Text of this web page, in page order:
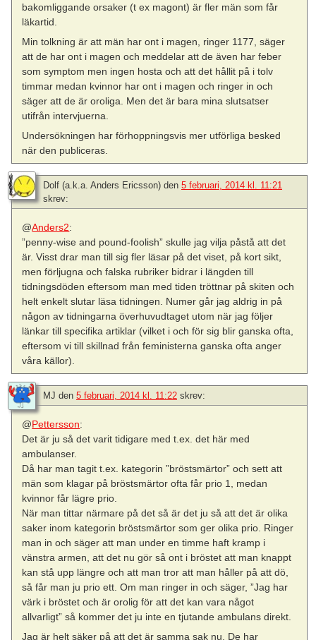
bakomliggande orsaker (t ex magont) är fler män som får
läkartid.
Min tolkning är att män har ont i magen, ringer 1177, säger
att de har ont i magen och meddelar att de även har feber
som symptom men ingen hosta och att det hållit på i tolv
timmar medan kvinnor har ont i magen och ringer in och
säger att de är oroliga. Men det är bara mina slutsatser
utifrån intervjuerna.
Undersökningen har förhoppningsvis mer utförliga besked
när den publiceras.
Dolf (a.k.a. Anders Ericsson) den 5 februari, 2014 kl. 11:21
skrev:
@Anders2:
”penny-wise and pound-foolish” skulle jag vilja påstå att det
är. Visst drar man till sig fler läsar på det viset, på kort sikt,
men förljugna och falska rubriker bidrar i längden till
tidningsdöden eftersom man med tiden tröttnar på skiten och
helt enkelt slutar läsa tidningen. Numer går jag aldrig in på
någon av tidningarna överhuvudtaget utom när jag följer
länkar till specifika artiklar (vilket i och för sig blir ganska ofta,
eftersom vi till skillnad från feministerna ganska ofta anger
våra källor).
MJ den 5 februari, 2014 kl. 11:22 skrev:
@Pettersson:
Det är ju så det varit tidigare med t.ex. det här med
ambulanser.
Då har man tagit t.ex. kategorin ”bröstsmärtor” och sett att
män som klagar på bröstsmärtor ofta får prio 1, medan
kvinnor får lägre prio.
När man tittar närmare på det så är det ju så att det är olika
saker inom kategorin bröstsmärtor som ger olika prio. Ringer
man in och säger att man under en timme haft kramp i
vänstra armen, att det nu gör så ont i bröstet att man knappt
kan stå upp längre och att man tror att man håller på att dö,
så får man ju prio ett. Om man ringer in och säger, ”Jag har
värk i bröstet och är orolig för att det kan vara något
allvarligt” så kommer det ju inte en tjutande ambulans direkt.
Jag är helt säker på att det är samma sak nu. De har